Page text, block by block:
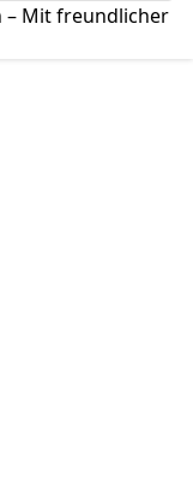
– Mit freundlicher